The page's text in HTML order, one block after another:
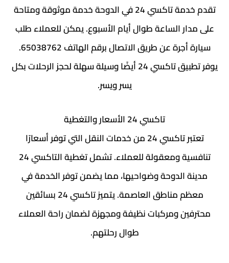
تقدم خدمة تاكسي 24 في الدوحة خدمة موثوقة ومتاحة
على مدار الساعة طوال أيام الأسبوع. يمكن للعملاء طلب
سيارة أجرة عن طريق الاتصال برقم الهاتف 65038762.
يوفر تطبيق تاكسي 24 أيضًا وسيلة سهلة لحجز الرحلات بكل
يسر ويسر.
تاكسي 24 الأسعار والتغطية
تعتبر تاكسي 24 من خدمات النقل التي توفر أسعارًا
تنافسية ومعقولة للعملاء. تشمل تغطية التاكسي 24
مدينة الدوحة وضواحيها، مما يضمن توفر الخدمة في
معظم مناطق العاصمة. يتميز تاكسي 24 بسائقين
محترفين ومركبات نظيفة ومجهزة لضمان راحة العملاء
طوال رحلتهم.